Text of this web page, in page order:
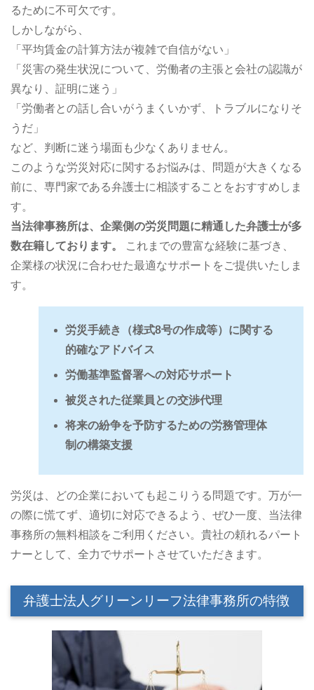
るために不可欠です。
しかしながら、
「平均賃金の計算方法が複雑で自信がない」
「災害の発生状況について、労働者の主張と会社の認識が
異なり、証明に迷う」
「労働者との話し合いがうまくいかず、トラブルになりそ
うだ」
など、判断に迷う場面も少なくありません。
このような労災対応に関するお悩みは、問題が大きくなる
前に、専門家である弁護士に相談することをおすすめしま
す。
当法律事務所は、企業側の労災問題に精通した弁護士が多
数在籍しております。
これまでの豊富な経験に基づき、
企業様の状況に合わせた最適なサポートをご提供いたしま
す。
労災手続き（様式8号の作成等）に関する
的確なアドバイス
労働基準監督署への対応サポート
被災された従業員との交渉代理
将来の紛争を予防するための労務管理体
制の構築支援
労災は、どの企業においても起こりうる問題です。万が一
の際に慌てず、適切に対応できるよう、ぜひ一度、当法律
事務所の無料相談をご利用ください。貴社の頼れるパート
ナーとして、全力でサポートさせていただきます。
弁護士法人グリーンリーフ法律事務所の特徴